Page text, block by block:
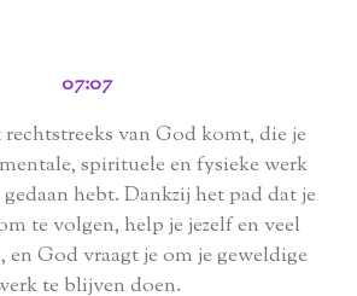
07:07
rechtstreeks van God komt, die je
spirituele en fysieke werk
hebt. Dankzij het pad dat je
te volgen, help je jezelf en veel
en God vraagt ​​je om je geweldige
te blijven doen.